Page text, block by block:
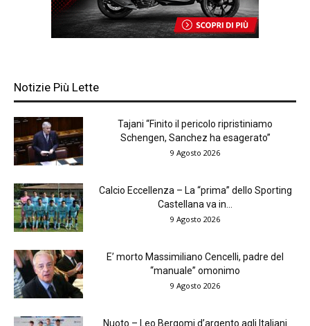
Notizie Più Lette
Tajani “Finito il pericolo ripristiniamo
Schengen, Sanchez ha esagerato”
9 Agosto 2026
Calcio Eccellenza – La “prima” dello Sporting
Castellana va in...
9 Agosto 2026
E’ morto Massimiliano Cencelli, padre del
“manuale” omonimo
9 Agosto 2026
Nuoto – Leo Bergomi d’argento agli Italiani